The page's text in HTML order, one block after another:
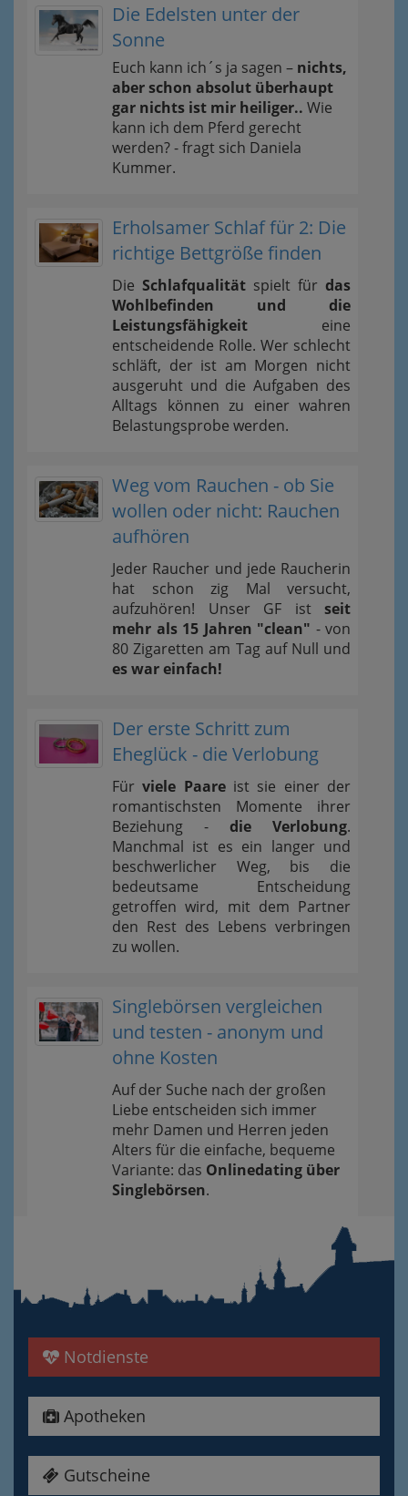
Die Edelsten unter der
Sonne
Euch kann ich´s ja sagen – nichts,
aber schon absolut überhaupt
gar nichts ist mir heiliger.. Wie
kann ich dem Pferd gerecht
werden? - fragt sich Daniela
Kummer.
Erholsamer Schlaf für 2: Die
richtige Bettgröße finden
Die Schlafqualität spielt für das
Wohlbefinden und die
Leistungsfähigkeit eine
entscheidende Rolle. Wer schlecht
schläft, der ist am Morgen nicht
ausgeruht und die Aufgaben des
Alltags können zu einer wahren
Belastungsprobe werden.
Weg vom Rauchen - ob Sie
wollen oder nicht: Rauchen
aufhören
Jeder Raucher und jede Raucherin
hat schon zig Mal versucht,
aufzuhören! Unser GF ist seit
mehr als 15 Jahren "clean" - von
80 Zigaretten am Tag auf Null und
es war einfach!
Der erste Schritt zum
Eheglück - die Verlobung
Fürviele Paareist sie einer der
romantischsten Momente ihrer
Beziehung - die Verlobung.
Manchmal ist es ein langer und
beschwerlicher Weg, bis die
bedeutsame Entscheidung
getroffen wird, mit dem Partner
den Rest des Lebens verbringen
zu wollen.
Singlebörsen vergleichen
und testen - anonym und
ohne Kosten
Auf der Suche nach der großen
Liebe entscheiden sich immer
mehr Damen und Herren jeden
Alters für die einfache, bequeme
Variante: das Onlinedating über
Singlebörsen.
Notdienste
Apotheken
Gutscheine